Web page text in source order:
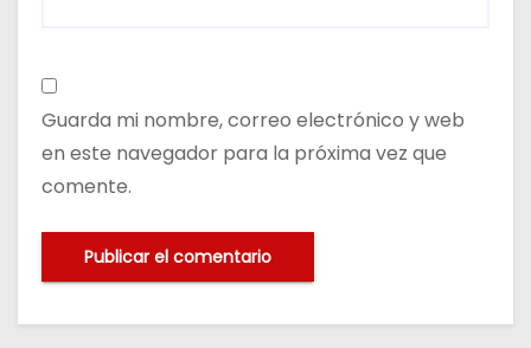
Guarda mi nombre, correo electrónico y web
en este navegador para la próxima vez que
comente.